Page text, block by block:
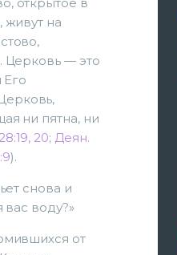
на
Церковь — это
Его
ни пятна, ни
20; Деян.
).
снова и
воду?»
от